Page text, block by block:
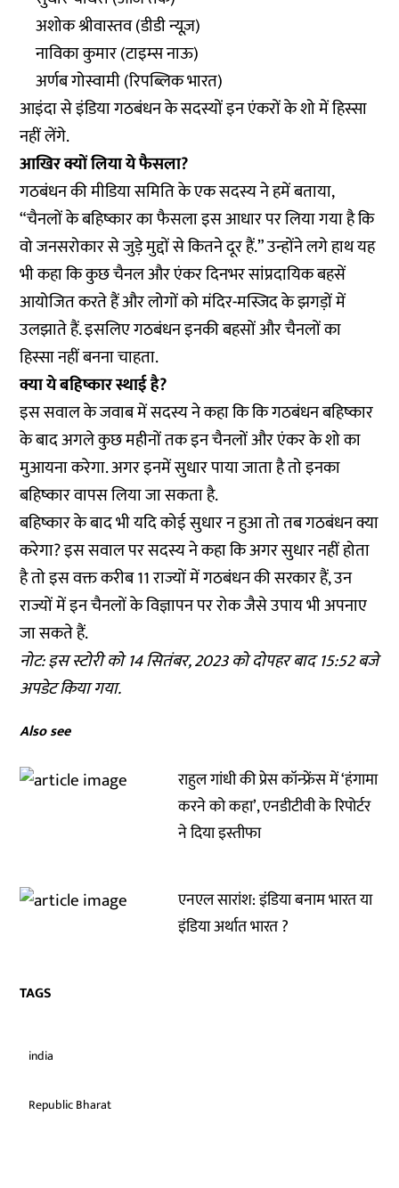
अशोक श्रीवास्तव (डीडी न्यूज़)
नाविका कुमार (टाइम्स नाऊ)
अर्णब गोस्वामी (रिपब्लिक भारत)
आइंदा से इंडिया गठबंधन के सदस्यों इन एंकरों के शो में हिस्सा
नहीं लेंगे.
आखिर क्यों लिया ये फैसला?
गठबंधन की मीडिया समिति के एक सदस्य ने हमें बताया,
“चैनलों के बहिष्कार का फैसला इस आधार पर लिया गया है कि
वो जनसरोकार से जुड़े मुद्दों से कितने दूर हैं.” उन्होंने लगे हाथ यह
भी कहा कि कुछ चैनल और एंकर दिनभर सांप्रदायिक बहसें
आयोजित करते हैं और लोगों को मंदिर-मस्जिद के झगड़ों में
उलझाते हैं. इसलिए गठबंधन इनकी बहसों और चैनलों का
हिस्सा नहीं बनना चाहता.
क्या ये बहिष्कार स्थाई है?
इस सवाल के जवाब में सदस्य ने कहा कि कि गठबंधन बहिष्कार
के बाद अगले कुछ महीनों तक इन चैनलों और एंकर के शो का
मुआयना करेगा. अगर इनमें सुधार पाया जाता है तो इनका
बहिष्कार वापस लिया जा सकता है.
बहिष्कार के बाद भी यदि कोई सुधार न हुआ तो तब गठबंधन क्या
करेगा? इस सवाल पर सदस्य ने कहा कि अगर सुधार नहीं होता
है तो इस वक्त करीब 11 राज्यों में गठबंधन की सरकार हैं, उन
राज्यों में इन चैनलों के विज्ञापन पर रोक जैसे उपाय भी अपनाए
जा सकते हैं.
नोट: इस स्टोरी को 14 सितंबर, 2023 को दोपहर बाद 15:52 बजे
अपडेट किया गया.
Also see
राहुल गांधी की प्रेस कॉन्फ्रेंस में ‘हंगामा
करने को कहा’, एनडीटीवी के रिपोर्टर
ने दिया इस्तीफा
एनएल सारांश: इंडिया बनाम भारत या
इंडिया अर्थात भारत ?
TAGS
india
Republic Bharat